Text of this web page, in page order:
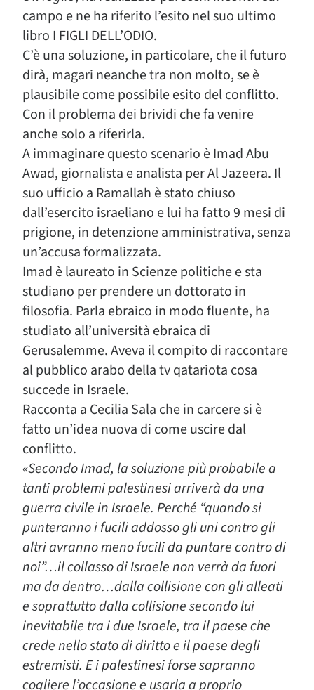
campo e ne ha riferito l’esito nel suo ultimo
libro I FIGLI DELL’ODIO.
C’è una soluzione, in particolare, che il futuro
dirà, magari neanche tra non molto, se è
plausibile come possibile esito del conflitto.
Con il problema dei brividi che fa venire
anche solo a riferirla.
A immaginare questo scenario è Imad Abu
Awad, giornalista e analista per Al Jazeera. Il
suo ufficio a Ramallah è stato chiuso
dall’esercito israeliano e lui ha fatto 9 mesi di
prigione, in detenzione amministrativa, senza
un’accusa formalizzata.
Imad è laureato in Scienze politiche e sta
studiano per prendere un dottorato in
filosofia. Parla ebraico in modo fluente, ha
studiato all’università ebraica di
Gerusalemme. Aveva il compito di raccontare
al pubblico arabo della tv qatariota cosa
succede in Israele.
Racconta a Cecilia Sala che in carcere si è
fatto un’idea nuova di come uscire dal
conflitto.
«Secondo Imad, la soluzione più probabile a
tanti problemi palestinesi arriverà da una
guerra civile in Israele. Perché “quando si
punteranno i fucili addosso gli uni contro gli
altri avranno meno fucili da puntare contro di
noi”…il collasso di Israele non verrà da fuori
ma da dentro…dalla collisione con gli alleati
e soprattutto dalla collisione secondo lui
inevitabile tra i due Israele, tra il paese che
crede nello stato di diritto e il paese degli
estremisti. E i palestinesi forse sapranno
cogliere l’occasione e usarla a proprio